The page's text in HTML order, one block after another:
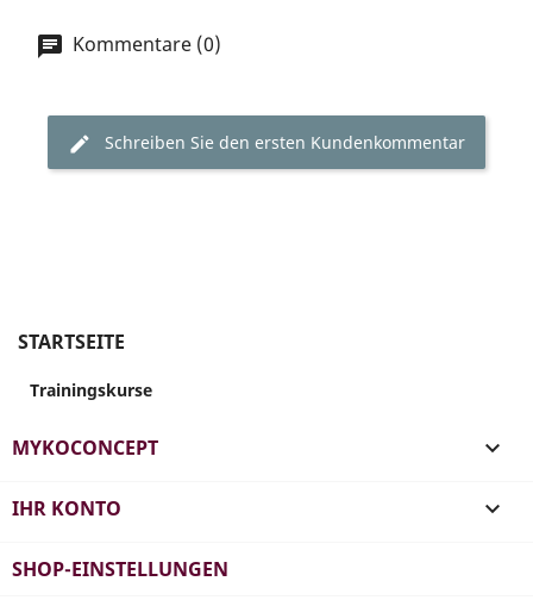
Kommentare (0)
Schreiben Sie den ersten Kundenkommentar
STARTSEITE
Trainingskurse
MYKOCONCEPT 
IHR KONTO 
SHOP-EINSTELLUNGEN